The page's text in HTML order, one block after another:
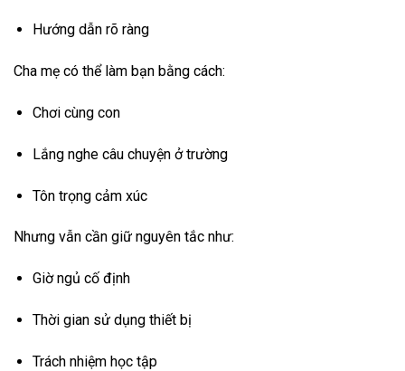
Hướng dẫn rõ ràng
Cha mẹ có thể làm bạn bằng cách:
Chơi cùng con
Lắng nghe câu chuyện ở trường
Tôn trọng cảm xúc
Nhưng vẫn cần giữ nguyên tắc như:
Giờ ngủ cố định
Thời gian sử dụng thiết bị
Trách nhiệm học tập